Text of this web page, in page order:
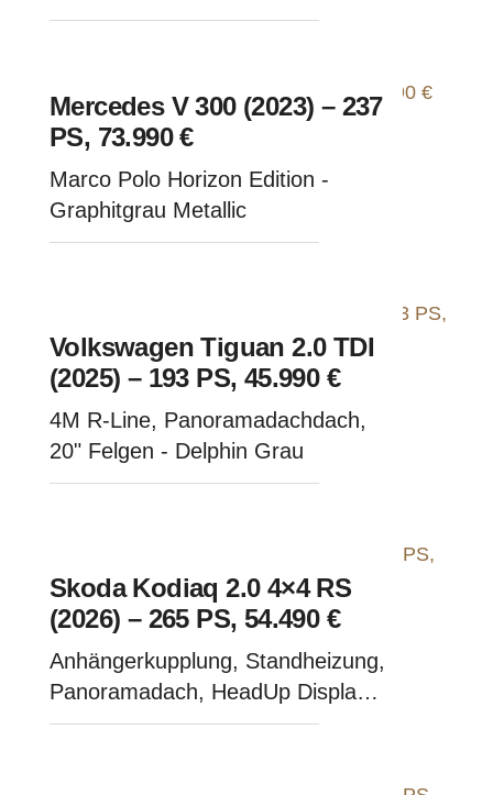
Gold Metallic
Mercedes V 300 (2023) – 237
PS, 73.990 €
Marco Polo Horizon Edition -
Graphitgrau Metallic
Volkswagen Tiguan 2.0 TDI
(2025) – 193 PS, 45.990 €
4M R-Line, Panoramadachdach,
20" Felgen - Delphin Grau
Skoda Kodiaq 2.0 4×4 RS
(2026) – 265 PS, 54.490 €
Anhängerkupplung, Standheizung,
Panoramadach, HeadUp Display -
Steel Grau